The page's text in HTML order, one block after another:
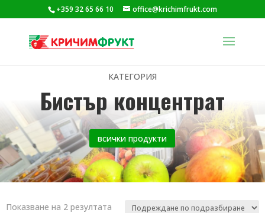
+359 32 65 66 10 office@krichimfrukt.com
КАТЕГОРИЯ
Бистър концентрат
всички продукти
Показване на 2 резултата